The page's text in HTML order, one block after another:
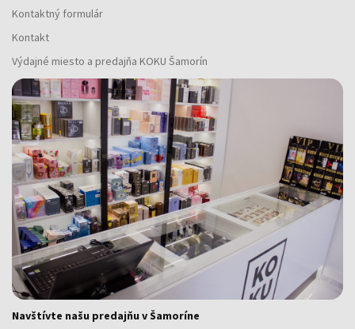
Kontaktný formulár
Kontakt
Výdajné miesto a predajňa KOKU Šamorín
Navštívte našu predajňu v Šamoríne